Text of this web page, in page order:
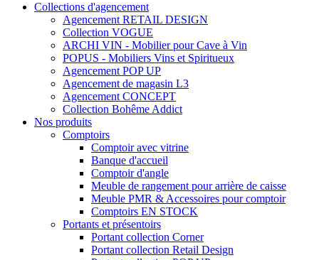
Collections d'agencement
Agencement RETAIL DESIGN
Collection VOGUE
ARCHI VIN - Mobilier pour Cave à Vin
POPUS - Mobiliers Vins et Spiritueux
Agencement POP UP
Agencement de magasin L3
Agencement CONCEPT
Collection Bohême Addict
Nos produits
Comptoirs
Comptoir avec vitrine
Banque d'accueil
Comptoir d'angle
Meuble de rangement pour arrière de caisse
Meuble PMR & Accessoires pour comptoir
Comptoirs EN STOCK
Portants et présentoirs
Portant collection Corner
Portant collection Retail Design